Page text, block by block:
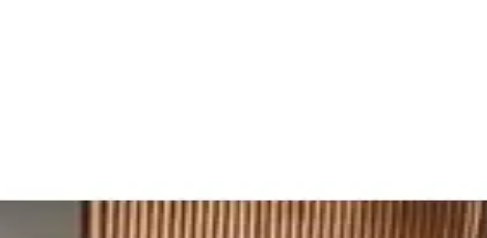
Yatak Karşılaştırması: Konfor ve Kalite